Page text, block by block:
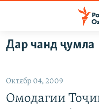
Ҷаҳиш
ба
аслӣ
Ҷаҳиш
ба
ГӮШАҲО
ҶОМЕА
РӮЗГОРИ МУҲОҶИР
САЛОМ, ХОҲАР
Дар чанд ҷумла
Октябр 04, 2009
Омодагии